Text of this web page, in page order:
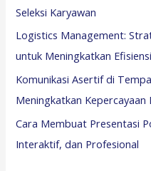
Seleksi Karyawan
Logistics Management:
untuk Meningkatkan
Komunikasi Asertif di
Meningkatkan
Cara Membuat Presentasi
Interaktif, dan Profesional